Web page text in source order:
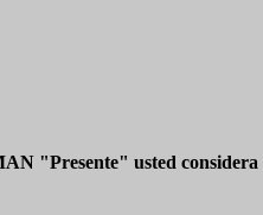
"Presente" usted considera